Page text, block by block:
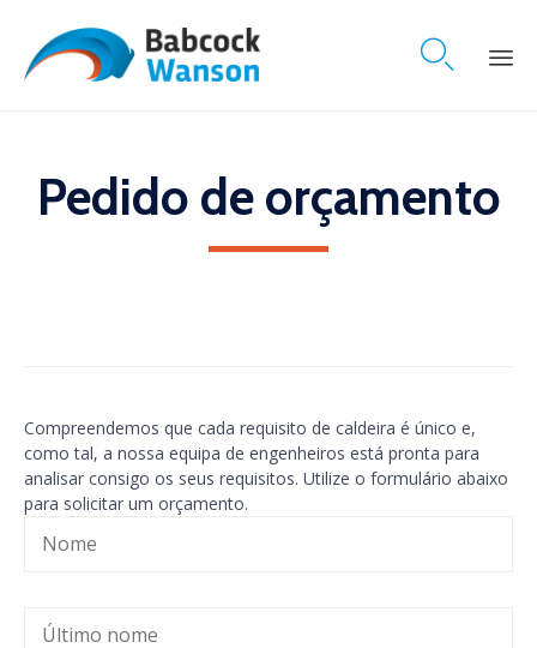

Pedido de orçamento
Compreendemos que cada requisito de caldeira é único e,
como tal, a nossa equipa de engenheiros está pronta para
analisar consigo os seus requisitos. Utilize o formulário abaixo
para solicitar um orçamento.